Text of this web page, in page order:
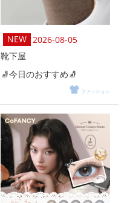
2026-08-05
靴下屋
🧦今日のおすすめ🧦
ファッション